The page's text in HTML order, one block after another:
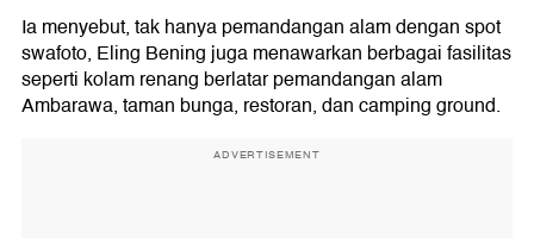
Ia menyebut, tak hanya pemandangan alam dengan spot
swafoto, Eling Bening juga menawarkan berbagai fasilitas
seperti kolam renang berlatar pemandangan alam
Ambarawa, taman bunga, restoran, dan camping ground.
ADVERTISEMENT